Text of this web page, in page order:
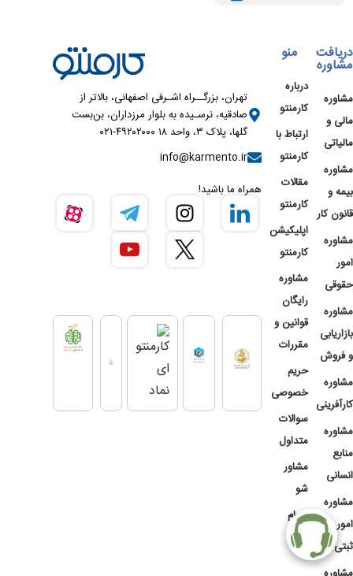
دریافت
مشاوره
مشاوره
مالی و
مالیاتی
مشاوره
بیمه و
قانون کار
مشاوره
امور
حقوقی
مشاوره
بازاریابی
و فروش
مشاوره
کارآفرینی
مشاوره
منابع
انسانی
مشاوره
امور
ثبتی
منو
درباره
کارمنتو
ارتباط با
کارمنتو
مقالات
کارمنتو
اپلیکیشن
کارمنتو
مشاوره
رایگان
قوانین و
مقررات
حریم
خصوصی
سوالات
متداول
مشاور
شو
انجام
پروژه
تهران، بزرگــراه اشـرفی اصفهانی، بالاتر از
صادقیه، نرسـیده به بلوار مرزداران، بن‌بست
گلها، پلاک ۳، واحد ۱۸ ۴۹۲۰۲۰۰۰-۰۲۱
info@karmento.ir
همراه ما باشید!